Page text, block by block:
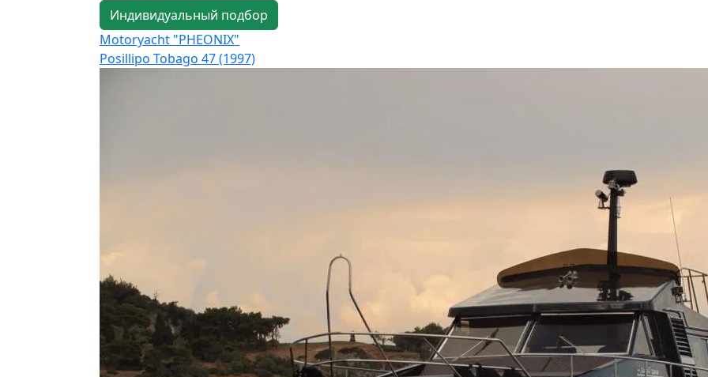
Индивидуальный подбор
Motoryacht "PHEONIX"
Posillipo Tobago 47 (1997)